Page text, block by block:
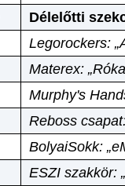
Délelőtti
Legorockers:
Materex:
Murphy's
Reboss
BolyaiSokk:
ESZI szakkör: